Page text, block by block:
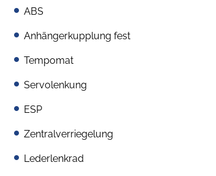
ABS
Anhängerkupplung fest
Tempomat
Servolenkung
ESP
Zentralverriegelung
Lederlenkrad